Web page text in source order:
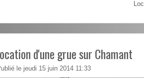
d'une grue sur Chamant
le jeudi 15 juin 2014 11:33